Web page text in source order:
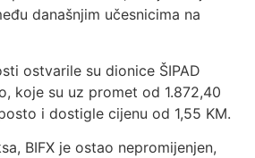
današnjim učesnicima na
ostvarile su dionice ŠIPAD
koje su uz promet od 1.872,40
i dostigle cijenu od 1,55 KM.
BIFX je ostao nepromijenjen,